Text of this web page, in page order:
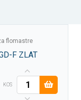
flomastre
F ZLAT
KOS